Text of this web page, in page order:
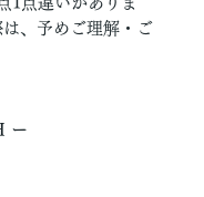
、予めご理解・ご
ー